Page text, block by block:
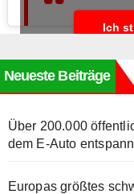
Ich
Neueste Beiträge
Über 200.000
dem E-Auto
Europas größtes